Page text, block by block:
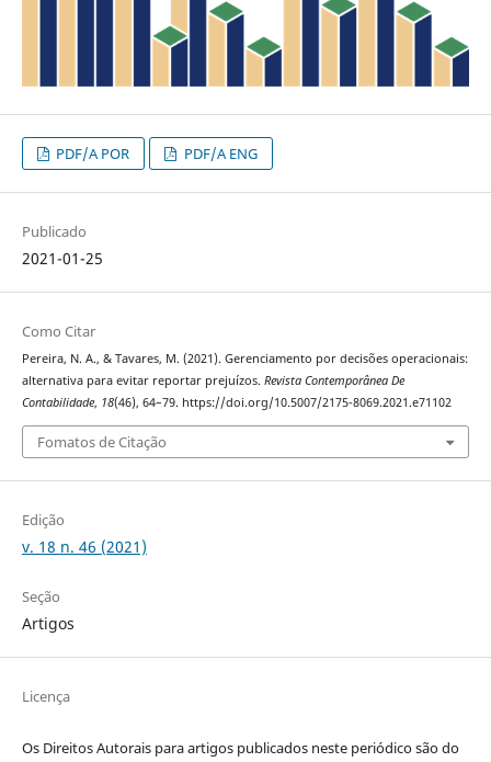
PDF/A POR PDF/A ENG
Publicado
2021-01-25
Como Citar
Pereira, N. A., & Tavares, M. (2021). Gerenciamento por decisões operacionais:
alternativa para evitar reportar prejuízos. Revista Contemporânea De
Contabilidade, 18(46), 64–79. https://doi.org/10.5007/2175-8069.2021.e71102
Fomatos de Citação
Edição
v. 18 n. 46 (2021)
Seção
Artigos
Licença
Os Direitos Autorais para artigos publicados neste periódico são do